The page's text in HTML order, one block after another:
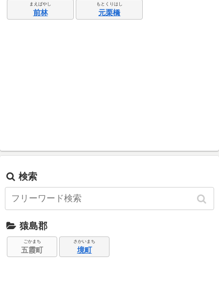
まえばやし
前林
もとくりはし
元栗橋
検索
猿島郡
ごかまち
五霞町
さかいまち
境町